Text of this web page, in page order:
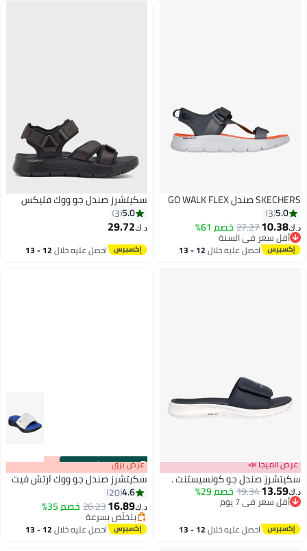
SKECHERS صندل GO WALK FLEX
5.0
3
د.ك‏10.38
27.27خصم 61%
أقل سعر في السنة
أقل سعر في السنة
احصل عليه خلال 12 - 13
سكيتشرز صندل جو ووك فليكس
5.0
3
د.ك‏29.72
احصل عليه خلال 12 - 13
عرض الميجا 📣
سكيتشرز صندل جو كونسيستنت .
د.ك‏13.59
19.34خصم 29%
أقل سعر في 7 يوم
أقل سعر في 7 يوم
احصل عليه خلال 12 - 13
00m:00s
·باقي 100% عرض برق
سكيتشرز صندل جو ووك آرتش فيت
4.6
20
د.ك‏16.89
26.23خصم 35%
بتخلّص بسرعة
بتخلّص بسرعةاحصل عليه خلال 12 - 13